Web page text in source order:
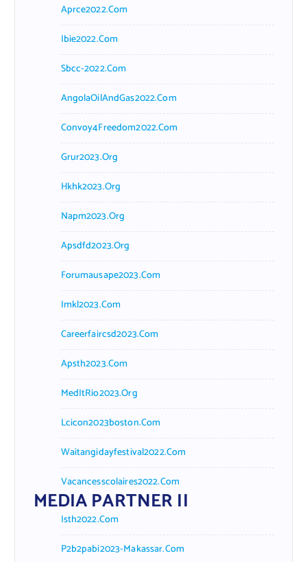
Aprce2022.com
Ibie2022.com
Sbcc-2022.com
AngolaOilAndGas2022.com
Convoy4Freedom2022.com
Grur2023.org
Hkhk2023.org
Napm2023.org
Apsdfd2023.org
Forumausape2023.com
Imkl2023.com
Careerfaircsd2023.com
Apsth2023.com
MedItRio2023.org
Lcicon2023boston.com
Waitangidayfestival2022.com
Vacancesscolaires2022.com
MEDIA PARTNER II
Isth2022.com
P2b2pabi2023-Makassar.com